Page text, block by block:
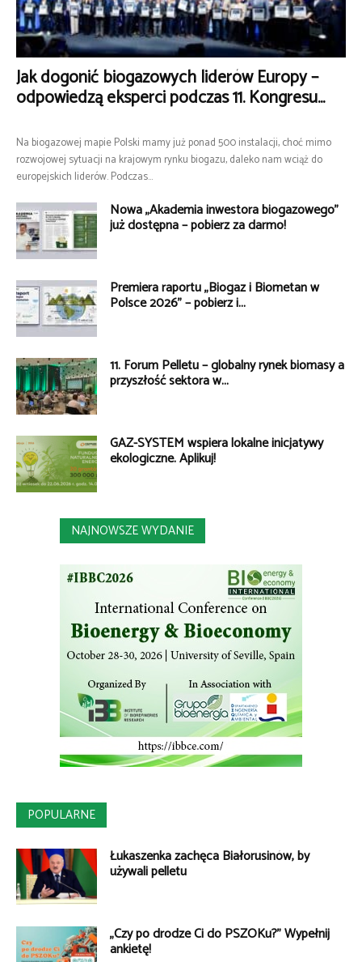
Jak dogonić biogazowych liderów Europy –
odpowiedzą eksperci podczas 11. Kongresu...
Na biogazowej mapie Polski mamy już ponad 500 instalacji, choć mimo
rozwojowej sytuacji na krajowym rynku biogazu, daleko nam wciąż do
europejskich liderów. Podczas...
Nowa „Akademia inwestora biogazowego”
już dostępna – pobierz za darmo!
Premiera raportu „Biogaz i Biometan w
Polsce 2026” – pobierz i...
11. Forum Pelletu – globalny rynek biomasy a
przyszłość sektora w...
GAZ-SYSTEM wspiera lokalne inicjatywy
ekologiczne. Aplikuj!
NAJNOWSZE WYDANIE
POPULARNE
Łukaszenka zachęca Białorusinów, by
używali pelletu
„Czy po drodze Ci do PSZOKu?” Wypełnij
ankietę!